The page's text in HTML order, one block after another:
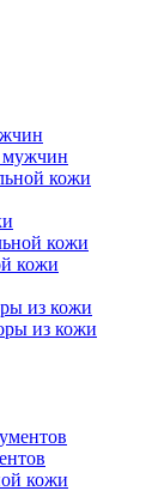
мужчин
кожи
кожи
кожи
из кожи
из кожи
кожи